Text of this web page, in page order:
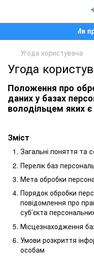
Ми
Угода користувача
Угода
Положення про
даних у базах
володільцем яких
Зміст
Загальні поняття та
Перелік баз
Мета обробки
Порядок обробки
повідомлення про
суб’єкта
Місцезнаходження
Умови розкриття
особам